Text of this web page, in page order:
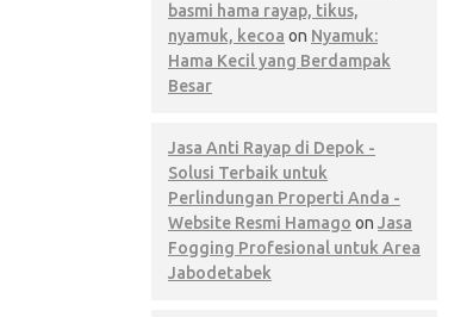
basmi hama rayap, tikus,
nyamuk, kecoa on Nyamuk:
Hama Kecil yang Berdampak
Besar
Jasa Anti Rayap di Depok -
Solusi Terbaik untuk
Perlindungan Properti Anda -
Website Resmi Hamago on Jasa
Fogging Profesional untuk Area
Jabodetabek